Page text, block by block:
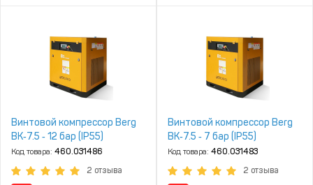
Винтовой компрессор Berg
ВК‑7.5 ‑ 12 бар (IP55)
Код товара: 460.031486
2 отзыва
Винтовой компрессор Berg
ВК‑7.5 ‑ 7 бар (IP55)
Код товара: 460.031483
2 отзыва